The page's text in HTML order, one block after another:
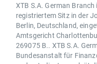
XTB S.A. German
registriertem Sitz in der
Berlin, Deutschland,
Amtsgericht
269075 B.. XTB S.A.
Bundesanstalt für